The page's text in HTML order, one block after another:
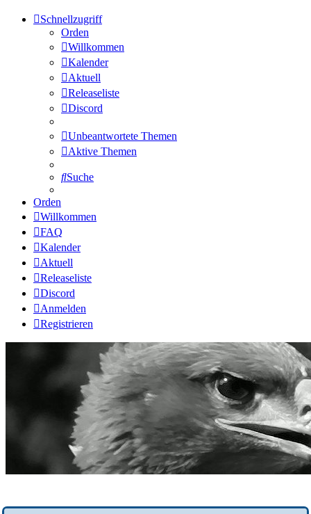
Schnellzugriff
Orden
Willkommen
Kalender
Aktuell
Releaseliste
Discord
Unbeantwortete Themen
Aktive Themen
Suche
Orden
Willkommen
FAQ
Kalender
Aktuell
Releaseliste
Discord
Anmelden
Registrieren